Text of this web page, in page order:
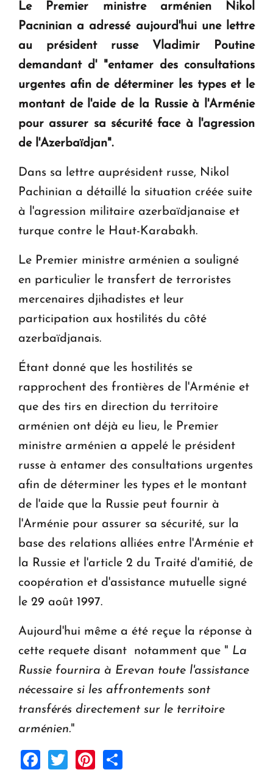
KASA : 30 ans d'audace, de résilience et d'avenir
en Arménie
Le premier hôtel Hyatt Regency d'Arménie
ouvrira ses portes à Dilijan
Le Premier ministre arménien Nikol
Pacninian a adressé aujourd'hui une lettre
au président russe Vladimir Poutine
demandant d' "entamer des consultations
urgentes afin de déterminer les types et le
montant de l'aide de la Russie à l'Arménie
pour assurer sa sécurité face à l'agression
de l'Azerbaïdjan".
Dans sa lettre auprésident russe, Nikol
Pachinian a détaillé la situation créée suite
à l'agression militaire azerbaïdjanaise et
turque contre le Haut-Karabakh.
Le Premier ministre arménien a souligné
en particulier le transfert de terroristes
mercenaires djihadistes et leur
participation aux hostilités du côté
azerbaïdjanais.
Étant donné que les hostilités se
rapprochent des frontières de l'Arménie et
que des tirs en direction du territoire
arménien ont déjà eu lieu, le Premier
ministre arménien a appelé le président
russe à entamer des consultations urgentes
afin de déterminer les types et le montant
de l'aide que la Russie peut fournir à
l'Arménie pour assurer sa sécurité, sur la
base des relations alliées entre l'Arménie et
la Russie et l'article 2 du Traité d'amitié, de
coopération et d'assistance mutuelle signé
le 29 août 1997.
Aujourd'hui même a été reçue la réponse à
cette requete disant notamment que " La
Russie fournira à Erevan toute l'assistance
nécessaire si les affrontements sont
transférés directement sur le territoire
arménien."
Facebook
TwitterPinterest